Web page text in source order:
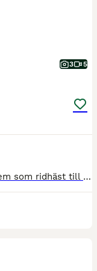
3 5
Letar nytt varaktigt och kärleksfullt hem som ridhäst till mitt fina sto, då hon avslutat sin galoppkarriär. Född 2020, 169 cm hög. Rejäl, fin ridhästmodell. Trevlig att rida, hög ridbarhet. Van vid p